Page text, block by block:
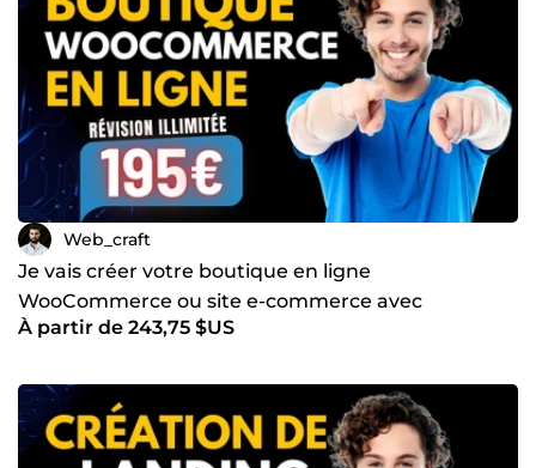
Web_craft
Je vais créer votre boutique en ligne
WooCommerce ou site e-commerce avec
WordPress et Elementor
À partir de 243,75 $US